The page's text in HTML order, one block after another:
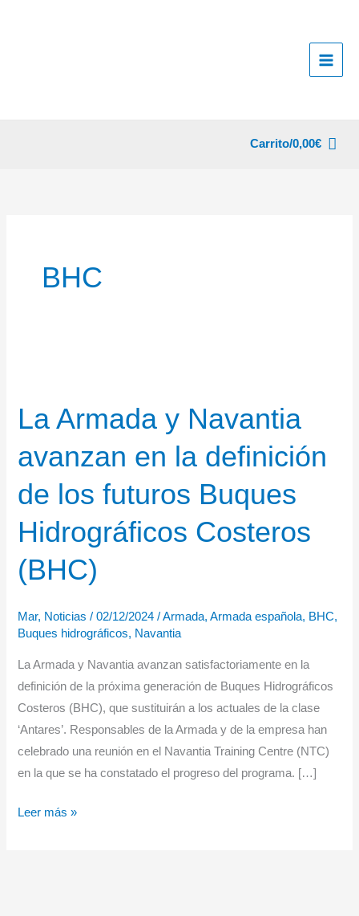
Carrito/0,00€
BHC
La Armada y Navantia
avanzan en la definición
de los futuros Buques
Hidrográficos Costeros
(BHC)
Mar, Noticias /02/12/2024/Armada,Armada española, BHC,
Buques hidrográficos, Navantia
La Armada y Navantia avanzan satisfactoriamente en la
definición de la próxima generación de Buques Hidrográficos
Costeros (BHC), que sustituirán a los actuales de la clase
‘Antares’. Responsables de la Armada y de la empresa han
celebrado una reunión en el Navantia Training Centre (NTC)
en la que se ha constatado el progreso del programa. […]
La
Leer más »